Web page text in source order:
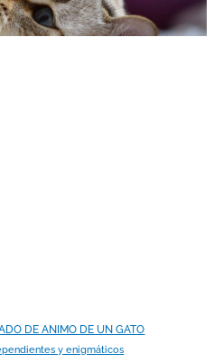
DE ANIMO DE UN GATO
y enigmáticos